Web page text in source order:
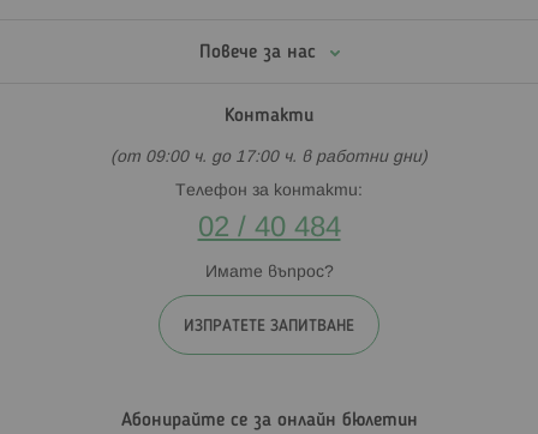
Повече за нас
Контакти
(от 09:00 ч. до 17:00 ч. в работни дни)
Телефон за контакти:
02 / 40 484
Имате въпрос?
ИЗПРАТЕТЕ ЗАПИТВАНЕ
Абонирайте се за онлайн бюлетин